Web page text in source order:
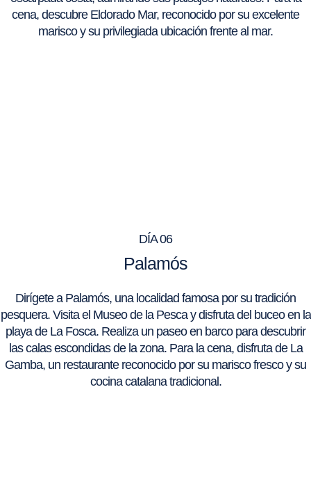
cena, descubre Eldorado Mar, reconocido por su excelente
marisco y su privilegiada ubicación frente al mar.
DÍA 06
Palamós
Dirígete a Palamós, una localidad famosa por su tradición
pesquera. Visita el Museo de la Pesca y disfruta del buceo en la
playa de La Fosca. Realiza un paseo en barco para descubrir
las calas escondidas de la zona. Para la cena, disfruta de La
Gamba, un restaurante reconocido por su marisco fresco y su
cocina catalana tradicional.